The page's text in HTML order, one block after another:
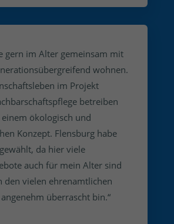
gern im Alter gemeinsam mit
wohnen.
im Projekt
betreiben
ökologisch und
Konzept. Flensburg habe
da hier viele
auch für mein Alter sind
den vielen ehrenamtlichen
überrascht bin.“